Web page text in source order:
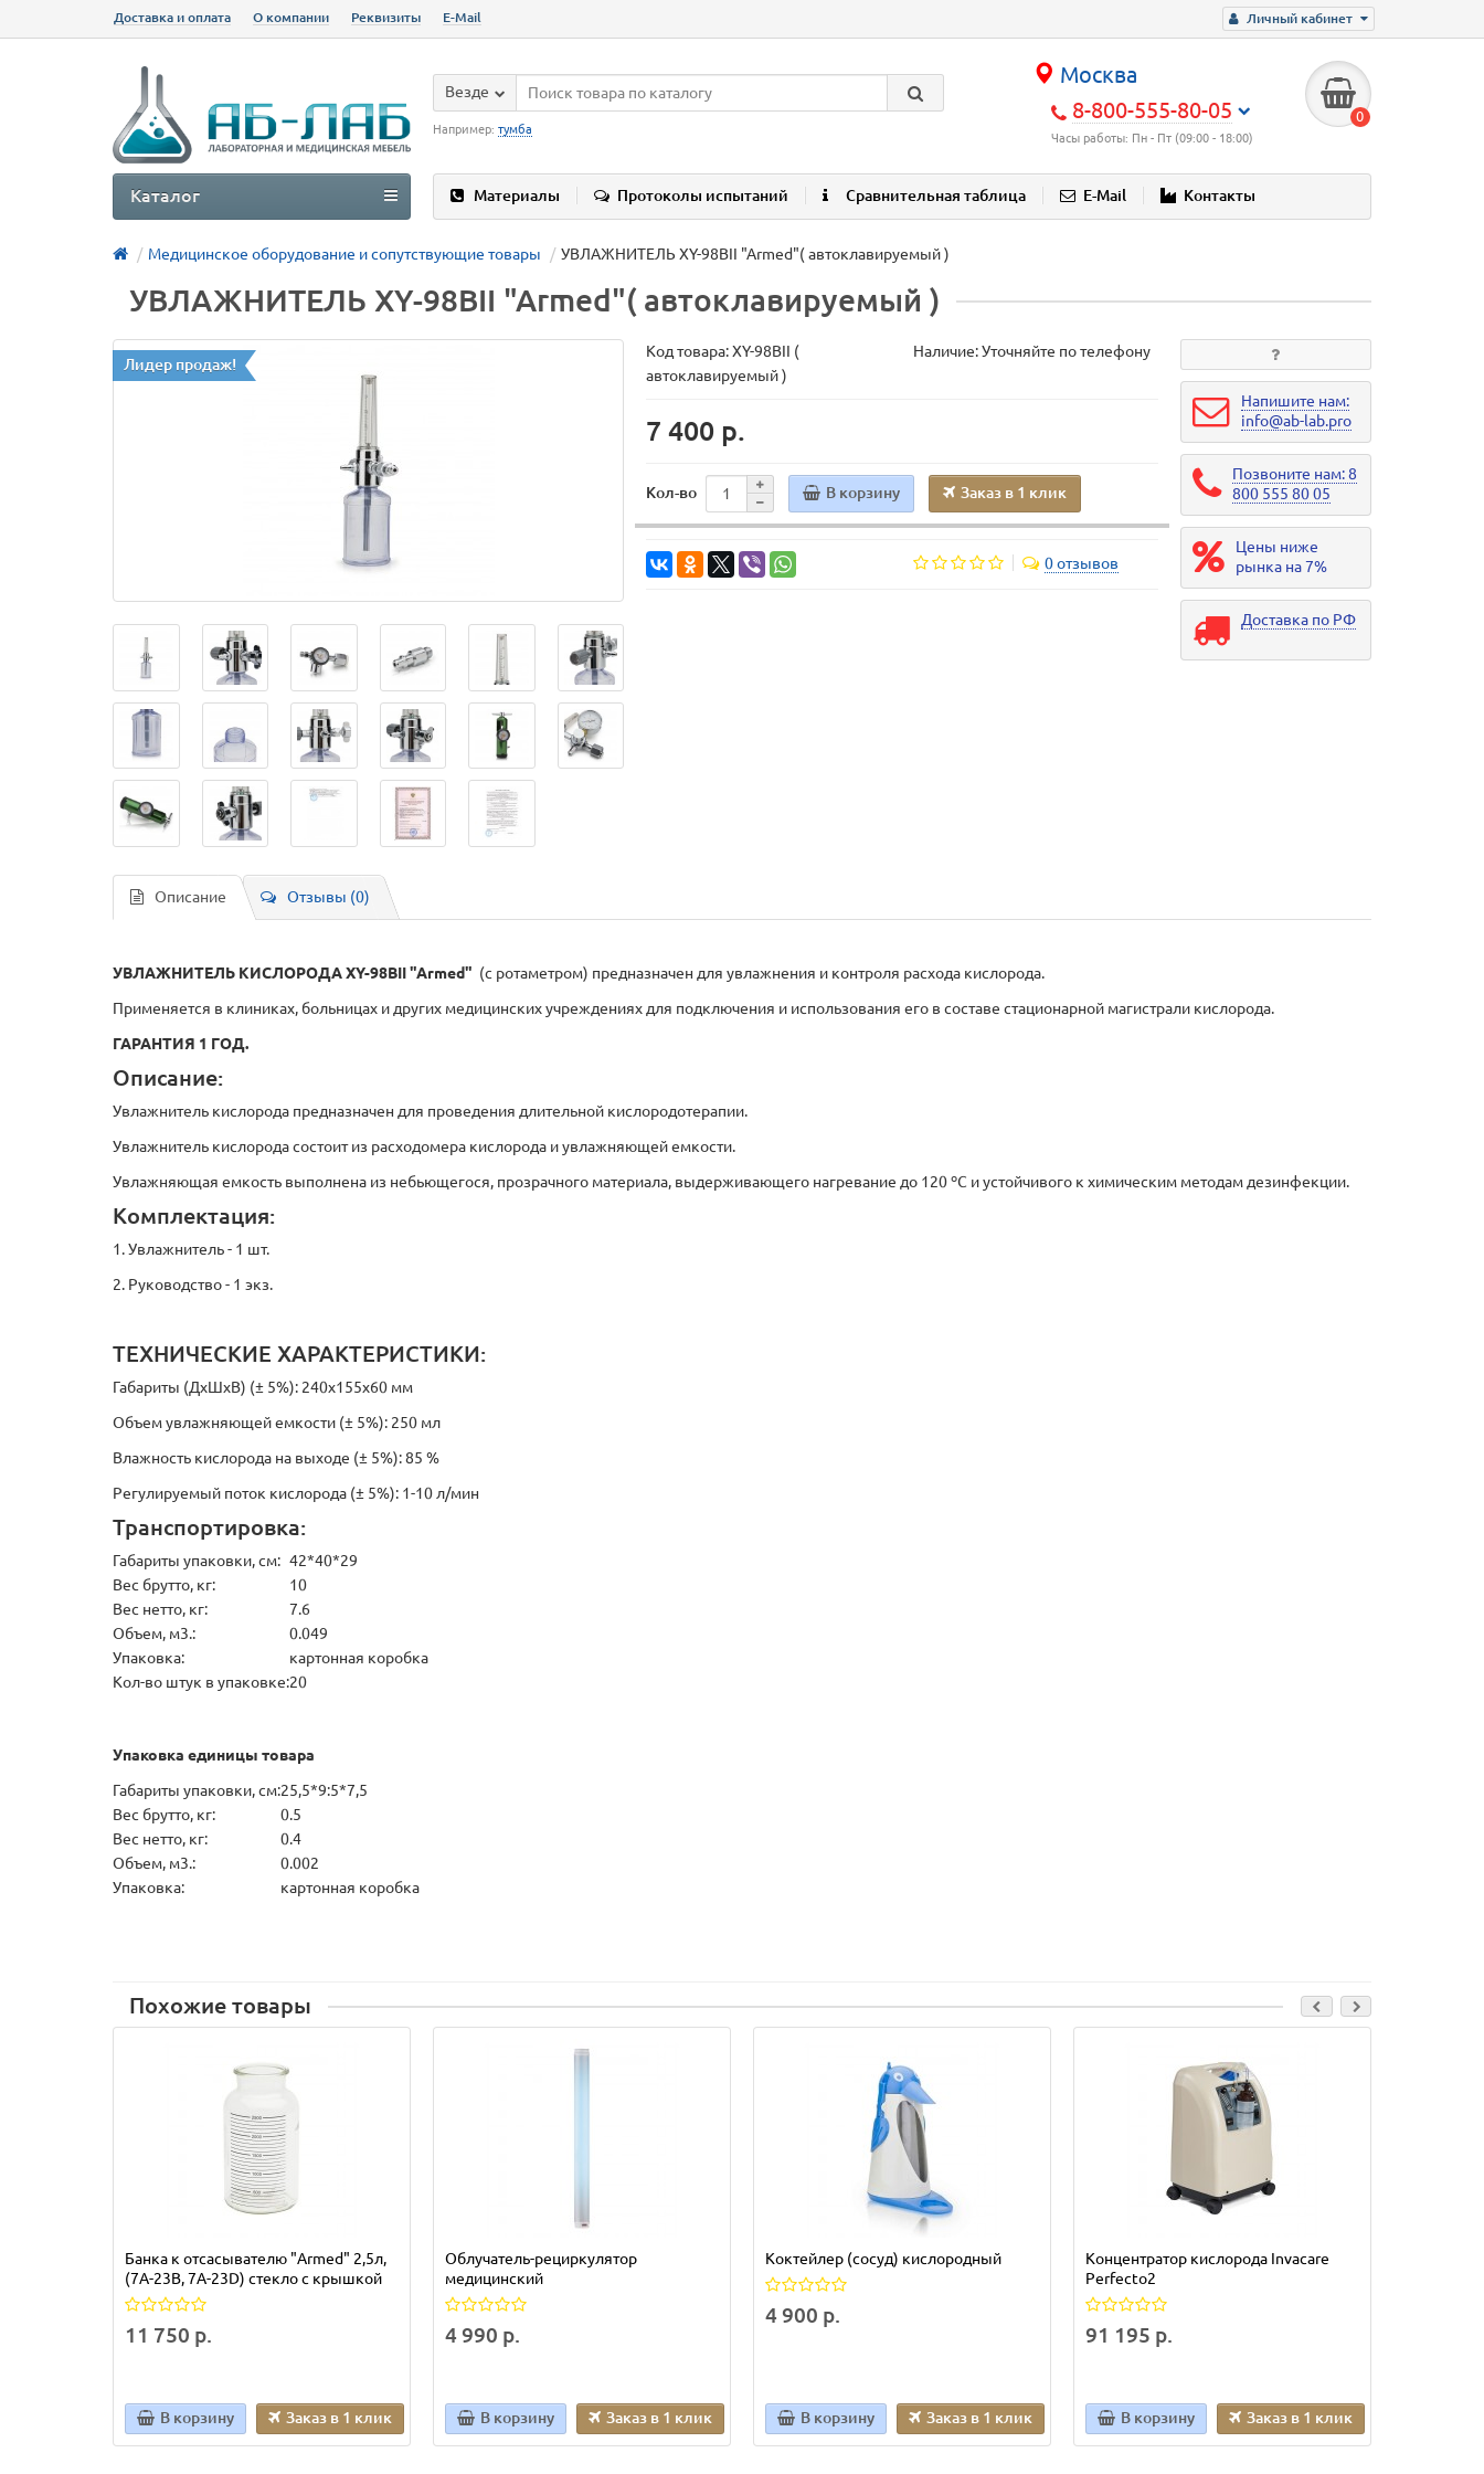
Личный кабинет
Доставка и оплата О компании Реквизиты E-Mail
Москва
8-800-555-80-05
Часы работы: Пн - Пт (09:00 - 18:00)
0
Везде
Например: тумба
Материалы Протоколы испытаний Сравнительная таблица E-Mail Контакты
Каталог
Медицинское оборудование и сопутствующие товары УВЛАЖНИТЕЛЬ XY-98BII "Armed"( автоклавируемый )
УВЛАЖНИТЕЛЬ XY-98BII "Armed"( автоклавируемый )
Лидер продаж!
Код товара:XY-98BII (
автоклавируемый )
Наличие: Уточняйте по телефону
7 400 р.
Кол-во В корзину Заказ в 1 клик
0 отзывов
Напишите нам:
info@ab-lab.pro
Позвоните нам: 8
800 555 80 05
Цены ниже
рынка на 7%
Доставка по РФ
Описание Отзывы (0)
УВЛАЖНИТЕЛЬ КИСЛОРОДА XY-98BII"Armed" (с ротаметром) предназначен для увлажнения и контроля расхода кислорода.
Применяется в клиниках, больницах и других медицинских учреждениях для подключения и использования его в составе стационарной магистрали кислорода.
ГАРАНТИЯ 1 ГОД.
Описание:
Увлажнитель кислорода предназначен для проведения длительной кислородотерапии.
Увлажнитель кислорода состоит из расходомера кислорода и увлажняющей емкости.
Увлажняющая емкость выполнена из небьющегося, прозрачного материала, выдерживающего нагревание до 120 ºС и устойчивого к химическим методам дезинфекции.
Комплектация:
1. Увлажнитель - 1 шт.
2. Руководство - 1 экз.
ТЕХНИЧЕСКИЕ ХАРАКТЕРИСТИКИ:
Габариты (ДхШхВ) (± 5%): 240х155х60 мм
Объем увлажняющей емкости (± 5%): 250 мл
Влажность кислорода на выходе (± 5%): 85 %
Регулируемый поток кислорода (± 5%): 1-10 л/мин
Транспортировка:
Габариты упаковки, см: 42*40*29
Вес брутто, кг:
10
Вес нетто, кг:
7.6
Объем, м3.:
0.049
Упаковка:
картонная коробка
Кол-во штук в упаковке:20
Упаковка единицы товара
Габариты упаковки, см:25,5*9:5*7,5
Вес брутто, кг:
0.5
Вес нетто, кг:
0.4
Объем, м3.:
0.002
Упаковка:
картонная коробка
Похожие товары
Банка к отсасывателю "Armed" 2,5л,
(7A-23B, 7A-23D) стекло с крышкой
11 750 р.
В корзину Заказ в 1 клик
Облучатель-рециркулятор
медицинский
4 990 р.
В корзину Заказ в 1 клик
Коктейлер (сосуд) кислородный
4 900 р.
В корзину Заказ в 1 клик
Концентратор кислорода Invacare
Perfecto2
91 195 р.
В корзину Заказ в 1 клик